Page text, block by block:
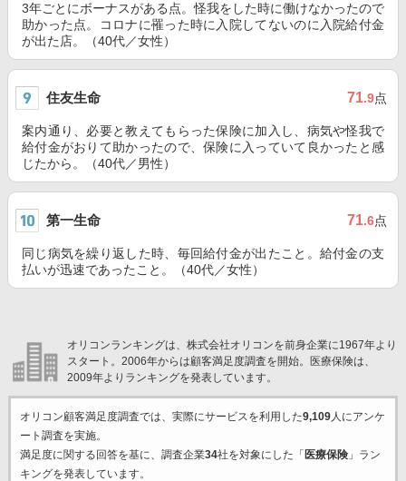
3年ごとにボーナスがある点。怪我をした時に働けなかったので
助かった点。コロナに罹った時に入院してないのに入院給付金
が出た店。（40代／女性）
住友生命 71.9点
案内通り、必要と教えてもらった保険に加入し、病気や怪我で
給付金がおりて助かったので、保険に入っていて良かったと感
じたから。（40代／男性）
第一生命 71.6点
同じ病気を繰り返した時、毎回給付金が出たこと。給付金の支
払いが迅速であったこと。（40代／女性）
オリコンランキングは、株式会社オリコンを前身企業に1967年より
スタート。2006年からは顧客満足度調査を開始。医療保険は、
2009年よりランキングを発表しています。
オリコン顧客満足度調査では、実際にサービスを利用した9,109人にアンケ
ート調査を実施。
満足度に関する回答を基に、調査企業34社を対象にした「 医療保険」ラン
キングを発表しています。